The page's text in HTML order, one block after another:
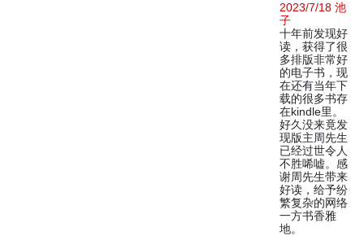
2023/7/18 池
子
十年前发现好
读，获得了很
多排版非常好
的电子书，现
在还有当年下
载的很多书存
在kindle里。
好久没来竟发
现版主周先生
已经过世令人
不胜唏嘘。感
谢周先生带来
好读，给予纷
繁复杂的网络
一方书香雅
地。